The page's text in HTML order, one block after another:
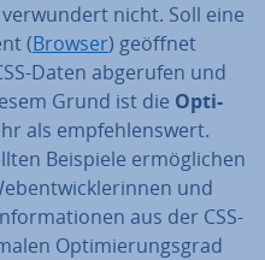
nicht. Soll eine
(Browser) geöffnet
Daten abgerufen und
Grund ist die Op­ti­
als emp­feh­lens­wert.
Beispiele er­mög­li­chen
und
aus der CSS-
Op­ti­mie­rungs­grad